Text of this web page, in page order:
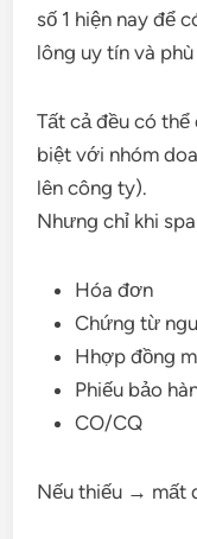
số 1 hiện nay để
lông uy tín và
Tất cả đều có
biệt với nhóm
lên công ty).
Nhưng chỉ khi
Hóa đơn
Chứng từ
Hhợp đồng
Phiếu bảo
CO/CQ
Nếu thiếu → mất